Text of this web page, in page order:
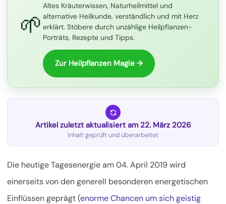
🌱
Altes Kräuterwissen, Naturheilmittel und
alternative Heilkunde, verständlich und mit Herz
erklärt. Stöbere durch unzählige Heilpflanzen-
Porträts, Rezepte und Tipps.
Zur Heilpflanzen Magie →
Artikel zuletzt aktualisiert am 22. März 2026
Inhalt geprüft und überarbeitet
Die heutige Tagesenergie am 04. April 2019 wird
einerseits von den generell besonderen energetischen
Einflüssen geprägt (enorme Chancen um sich geistig